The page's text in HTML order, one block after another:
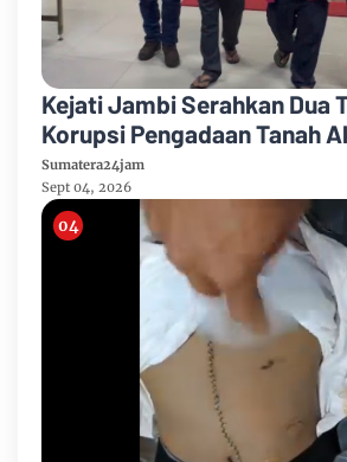
Kejati Jambi Serahkan Dua
Korupsi Pengadaan Tanah
Pelabuhan Ujung Jabung Ke
Umum
Sumatera24jam
Sept 04, 2026